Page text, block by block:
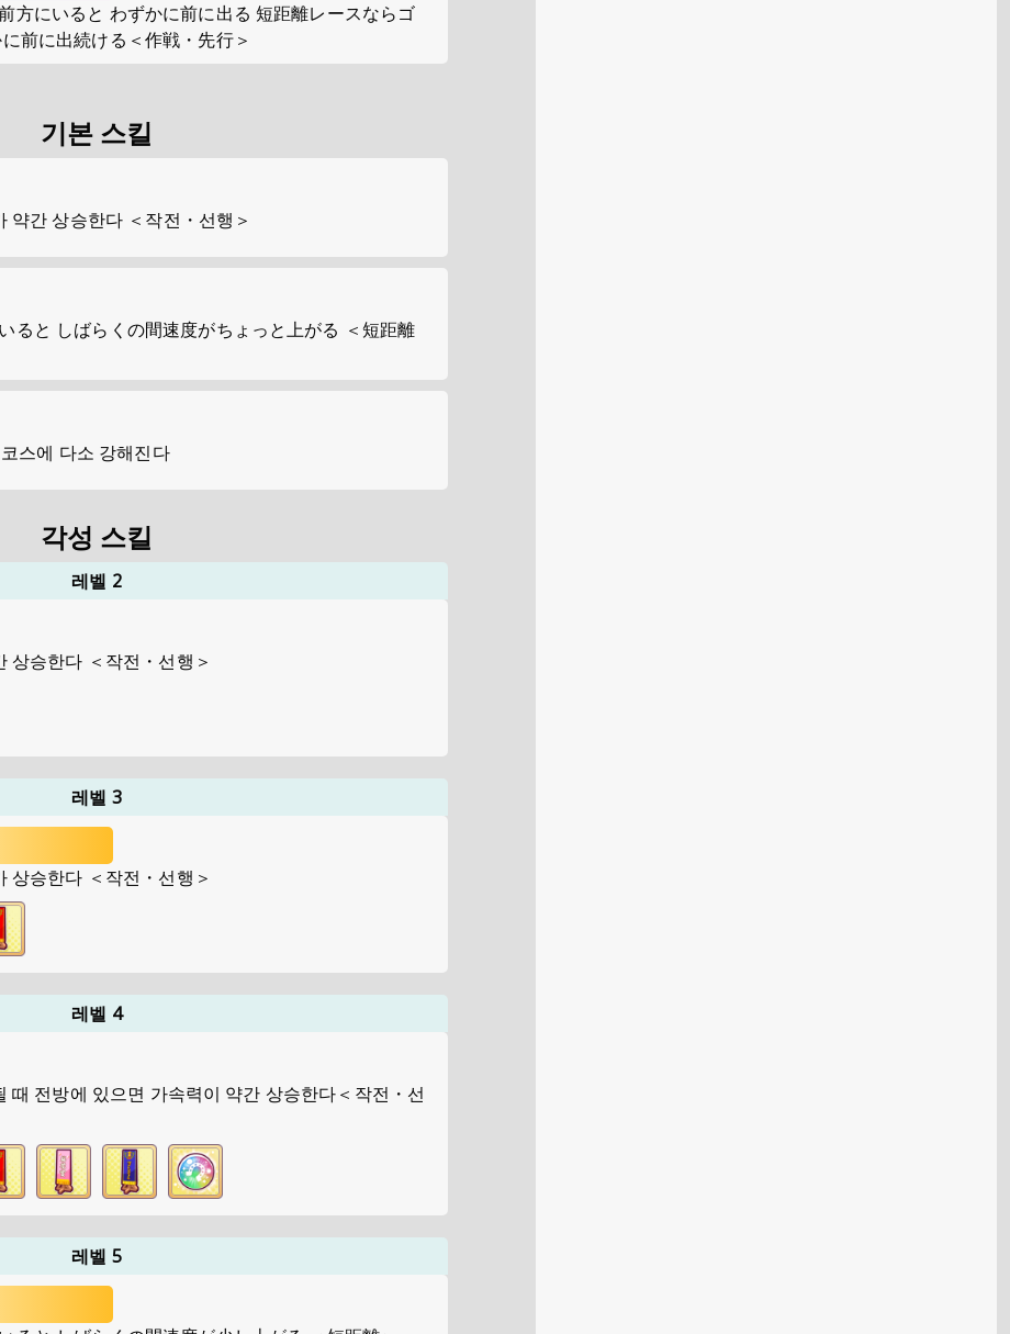
方にいると わずかに前に出る 短距離レースならゴ
前に出続ける＜作戦・先行＞
기본 스킬
약간 상승한다 ＜작전・선행＞
ると しばらくの間速度がちょっと上がる ＜短距離
스에 다소 강해진다
각성 스킬
레벨 2
상승한다 ＜작전・선행＞
레벨 3
상승한다 ＜작전・선행＞
레벨 4
때 전방에 있으면 가속력이 약간 상승한다＜작전・선
레벨 5